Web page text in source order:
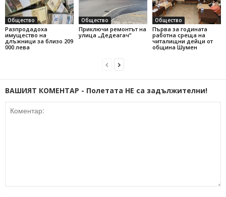
Общество
Разпродадоха
имущество на
длъжници за близо 209
000 лева
Общество
Приключи ремонтът на
улица „Дедеагач“
Общество
Първа за годината
работна среща на
читалищни дейци от
община Шумен
ВАШИЯТ КОМЕНТАР - Полетата НЕ са задължителни!